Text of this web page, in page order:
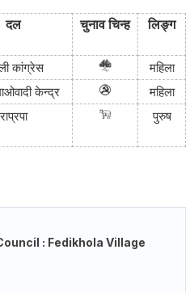
दल चुनाव चिन्ह लिङ्ग
कांग्रेस
महिला
केन्द्र
महिला
राप्रपा पुरुष
: Fedikhola Village